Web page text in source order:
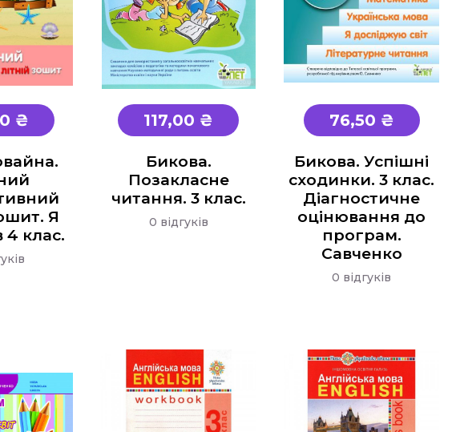
₴
Я
4 клас.
117,00 ₴
Бикова.
Позакласне
читання. 3 клас.
0 відгуків
76,50 ₴
Бикова. Успішні
сходинки. 3 клас.
Діагностичне
оцінювання до
програм.
Савченко
0 відгуків